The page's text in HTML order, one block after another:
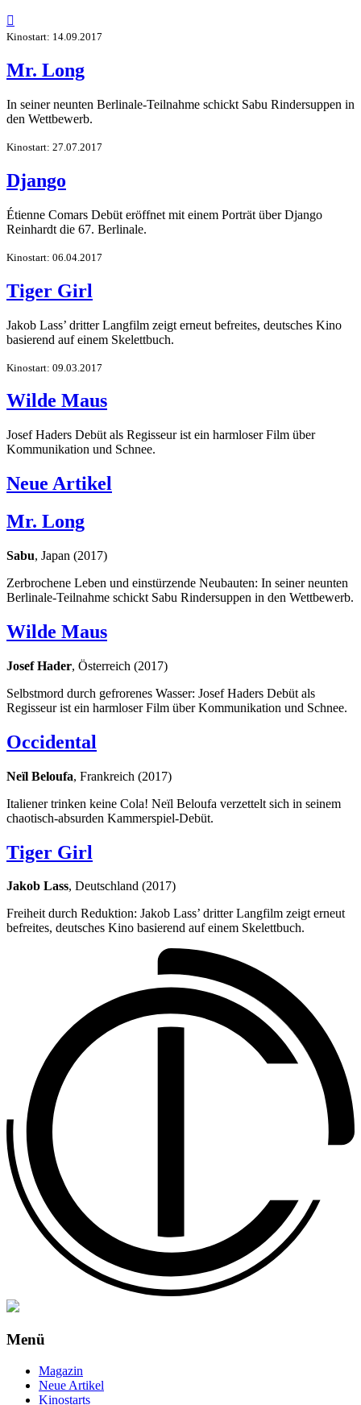

Kinostart: 14.09.2017
Mr. Long
In seiner neunten Berlinale-Teilnahme schickt Sabu Rindersuppen in
den Wettbewerb.
Kinostart: 27.07.2017
Django
Étienne Comars Debüt eröffnet mit einem Porträt über Django
Reinhardt die 67. Berlinale.
Kinostart: 06.04.2017
Tiger Girl
Jakob Lass’ dritter Langfilm zeigt erneut befreites, deutsches Kino
basierend auf einem Skelettbuch.
Kinostart: 09.03.2017
Wilde Maus
Josef Haders Debüt als Regisseur ist ein harmloser Film über
Kommunikation und Schnee.
Neue Artikel
Mr. Long
Sabu, Japan (2017)
Zerbrochene Leben und einstürzende Neubauten: In seiner neunten
Berlinale-Teilnahme schickt Sabu Rindersuppen in den Wettbewerb.
Wilde Maus
Josef Hader, Österreich (2017)
Selbstmord durch gefrorenes Wasser: Josef Haders Debüt als
Regisseur ist ein harmloser Film über Kommunikation und Schnee.
Occidental
Neïl Beloufa, Frankreich (2017)
Italiener trinken keine Cola! Neïl Beloufa verzettelt sich in seinem
chaotisch-absurden Kammerspiel-Debüt.
Tiger Girl
Jakob Lass, Deutschland (2017)
Freiheit durch Reduktion: Jakob Lass’ dritter Langfilm zeigt erneut
befreites, deutsches Kino basierend auf einem Skelettbuch.
Menü
Magazin
Neue Artikel
Kinostarts